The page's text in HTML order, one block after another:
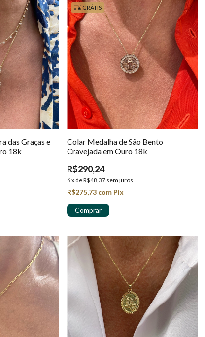
das Graças e
18k
GRÁTIS
Colar Medalha de São Bento
Cravejada em Ouro 18k
R$290,24
6x deR$48,37 sem juros
R$275,73 com Pix